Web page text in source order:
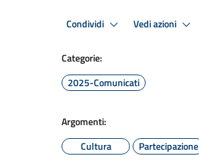
Condividi Vedi azioni
Categorie:
2025-Comunicati
Argomenti:
Cultura
Partecipazione